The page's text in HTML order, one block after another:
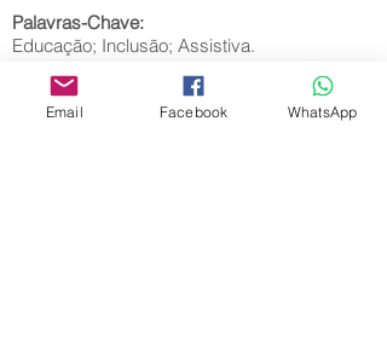
Palavras-Chave:
Educação; Inclusão; Assistiva.
Email Facebook WhatsApp